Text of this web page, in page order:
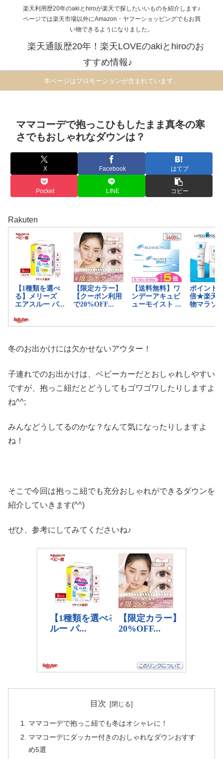
楽天利用歴20年のakiとhiroが楽天で探したいいものを紹介します♪
ページでは楽天市場以外にAmazon・ヤフーショッピングでもお買
い物できるようになりました。
楽天通販歴20年！楽天LOVEのakiとhiroのお
すすめ情報♪
本ページはプロモーションが含まれています。
ママコーデで抱っこひもしたまま真冬の寒
さでもおしゃれなダウンは？
X Facebook はてブ
Pocket LINE コピー
Rakuten
冬のお出かけには欠かせないアウター！
子連れでのお出かけは、ベビーカーだとおしゃれしやすい
ですが、抱っこ紐だとどうしてもゴワゴワしたりしますよ
ね^^;
みんなどうしてるのかな？なんて気になったりしますよ
ね！
そこで今回は抱っこ紐でも充分おしゃれができるダウンを
紹介していきます(^^)
ぜひ、参考にしてみてくださいね♪
目次
ママコーデで抱っこ紐でも冬はオシャレに！
ママコーデにダッカー付きのおしゃれなダウンおすす
め5選